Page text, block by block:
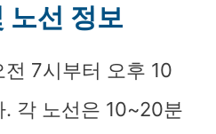
노선 정보
7시부터 오후 10
각 노선은 10~20분